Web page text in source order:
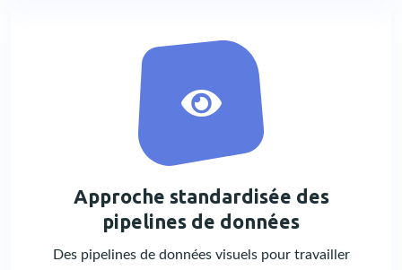
Approche standardisée des
pipelines de données
Des pipelines de données visuels pour travailler